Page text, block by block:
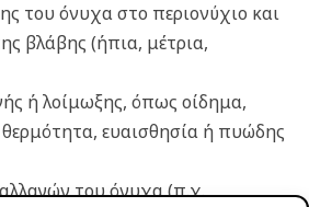
του όνυχα στο περιονύχιο και
βλάβης (ήπια, μέτρια,
ή λοίμωξης, όπως οίδημα,
ευαισθησία ή πυώδης
του όνυχα (π.χ.